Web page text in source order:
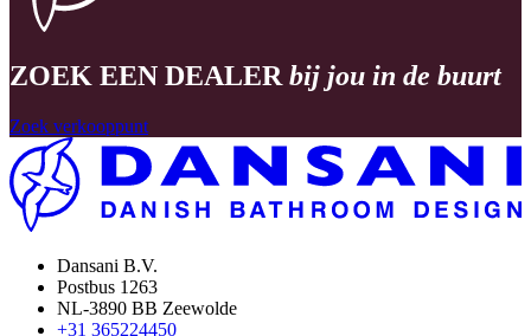
ZOEK EEN DEALER bij jou in de buurt
Zoek verkooppunt
Dansani B.V.
Postbus 1263
NL-3890 BB Zeewolde
+31 365224450